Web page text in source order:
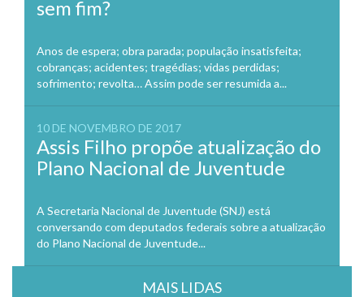
sem fim?
Anos de espera; obra parada; população insatisfeita;
cobranças; acidentes; tragédias; vidas perdidas;
sofrimento; revolta… Assim pode ser resumida a...
10 DE NOVEMBRO DE 2017
Assis Filho propõe atualização do
Plano Nacional de Juventude
A Secretaria Nacional de Juventude (SNJ) está
conversando com deputados federais sobre a atualização
do Plano Nacional de Juventude...
MAIS LIDAS